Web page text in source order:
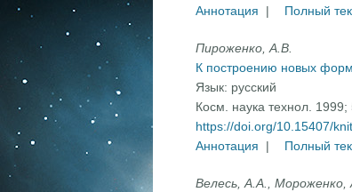
Аннотация
| Полный
Пироженко, А.В.
К построению новых
Язык: русский
Косм. наука технол.
https://doi.org/10.15407/
Аннотация
| Полный
Велесь, А.А.,